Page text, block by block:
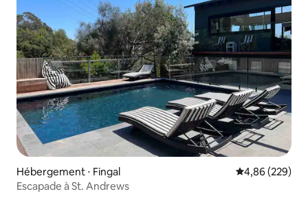
Hébergement ⋅ Fingal Évaluation
4,86 (229)
Escapade à St. Andrews